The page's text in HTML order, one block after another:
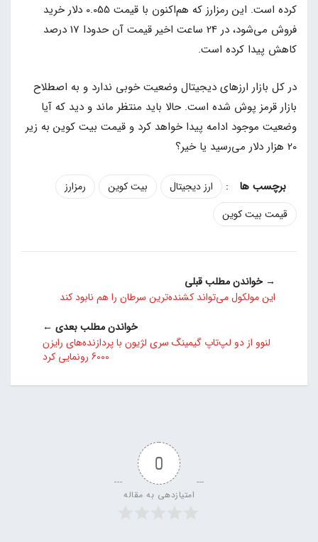
کرده است. این رمزارز که هم‌اکنون با قیمت 0.055 دلار خرید
فروش می‌شود، در 24 ساعت اخیر قیمت آن حدودا 17 درصد
کاهش پیدا کرده است.
در کل بازار ارزهای دیجیتال وضعیت خوبی ندارد و به اصطلاح
بازار قرمز پوش شده است. حالا باید منتظر ماند و دید که آیا
وضعیت موجود ادامه پیدا خواهد کرد و قیمت بیت کوین به زیر
20 هزار دلار می‌رسید یا خیر؟
: ارز دیجیتال بیت کوین
رمزارز
قیمت بیت کوین
→ خواندن مطلب قبلی
این مولکول می‌تواند کشنده‌ترین سرطان را هم نابود کند
خواندن مطلب بعدی ←
لنوو از دو لپ‌تاپ گیمینگ سری لژیون با پردازنده‌های رایزن
6000 رونمایی کرد
0
امتیازدهی به مقاله